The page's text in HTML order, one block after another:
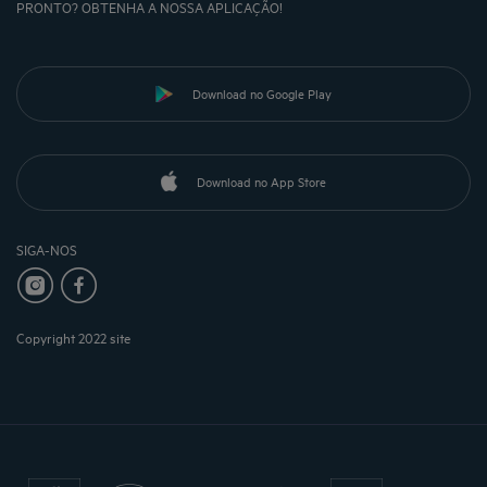
PRONTO? OBTENHA A NOSSA APLICAÇÃO!
Download no Google Play
Download no App Store
SIGA-NOS
Copyright 2022 site